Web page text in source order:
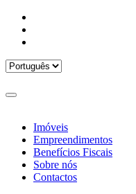
Imóveis
Empreendimentos
Benefícios Fiscais
Sobre nós
Contactos